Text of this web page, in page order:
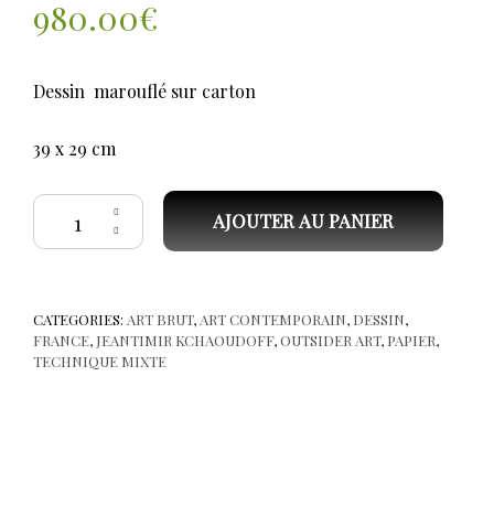
980.00€
Dessin marouflé sur carton
39 x 29 cm
quantité de JEANTIMIR (Kchaoudoff) La lectrice P2
AJOUTER AU PANIER
CATEGORIES: ART BRUT, ART CONTEMPORAIN, DESSIN,
FRANCE, JEANTIMIR KCHAOUDOFF,OUTSIDER ART, PAPIER,
TECHNIQUE MIXTE